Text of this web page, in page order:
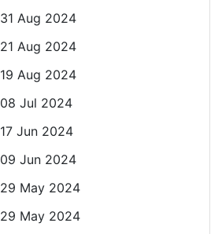
31 Aug 2024
21 Aug 2024
19 Aug 2024
08 Jul 2024
17 Jun 2024
09 Jun 2024
29 May 2024
29 May 2024